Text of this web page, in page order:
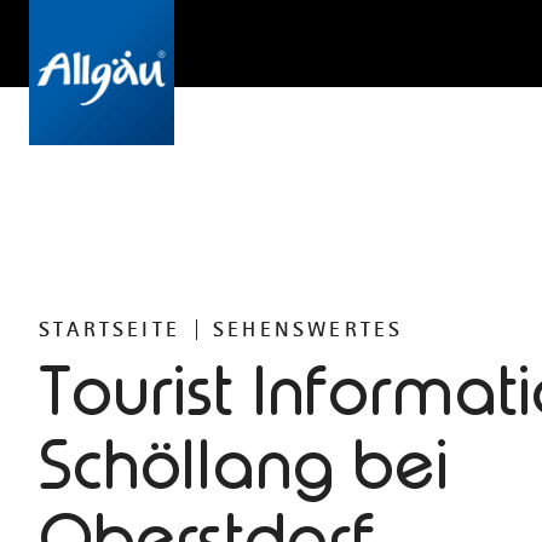
STARTSEITE SEHENSWERTES
Tourist
Schöllang bei